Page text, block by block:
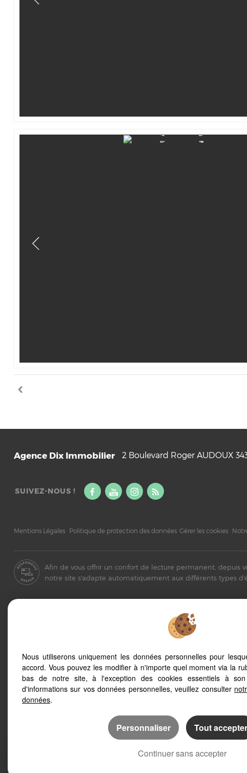
Agence Dix Immobilier 2 Boulevard Roger AUDOUX
SUIVEZ-NOUS !
Mentions Légales Politique de protection des données Gérer les cookies
Afin de vous offrir un confort de lecture permanent, depuis
notre site s'adapte automatiquement aux différents types
Beziers (34500)
Nissan Lez Enserune (34440)
Vendres (34350)
Thezan Les Beziers
Villeneuve Les
Location vacances
trouvez votre
Nous utiliserons uniquement les données personnelles pour
accord. Vous pouvez les modifier à n'importe quel moment via la
bas de notre site, à l'exception des cookies essentiels à son
d'informations sur vos données personnelles, veuillez consulter
données.
Personnaliser Tout accepter
Continuer sans accepter